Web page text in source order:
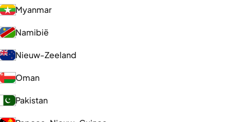
Myanmar
Namibië
Nieuw-Zeeland
Oman
Pakistan